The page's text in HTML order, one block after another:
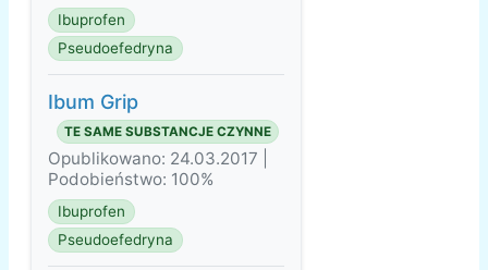
Ibuprofen
Pseudoefedryna
Ibum Grip
TE SAME SUBSTANCJE CZYNNE
Opublikowano: 24.03.2017 |
Podobieństwo: 100%
Ibuprofen
Pseudoefedryna